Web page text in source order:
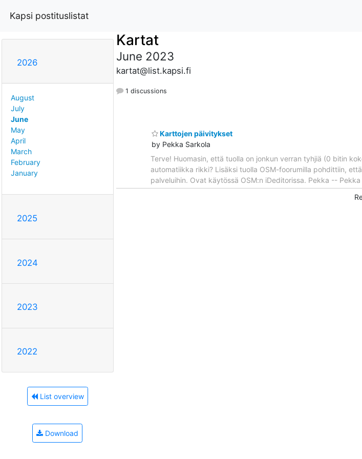
Kapsi postituslistat
2026
August
July
June
May
April
March
February
January
2025
2024
2023
2022
List overview
Download
Kartat
June 2023
kartat@list.kapsi.fi
1 discussions
Karttojen päivitykset
by Pekka Sarkola
Terve! Huomasin, että tuolla on jonkun verran tyhjiä (0 bitin
automatiikka rikki? Lisäksi tuolla OSM-foorumilla pohdittiin,
palveluihin. Ovat käytössä OSM:n iDeditorissa. Pekka --